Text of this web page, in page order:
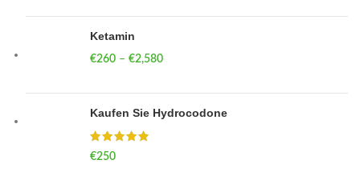
Ketamin
€260 – €2,580
Kaufen Sie Hydrocodone
€250